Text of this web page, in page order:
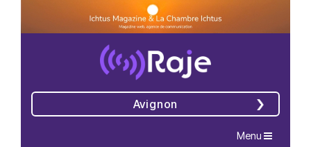
Avignon
Navigation
Menu